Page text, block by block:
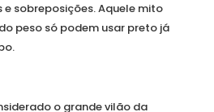
sobreposições. Aquele mito
peso só podem usar preto já
o grande vilão da